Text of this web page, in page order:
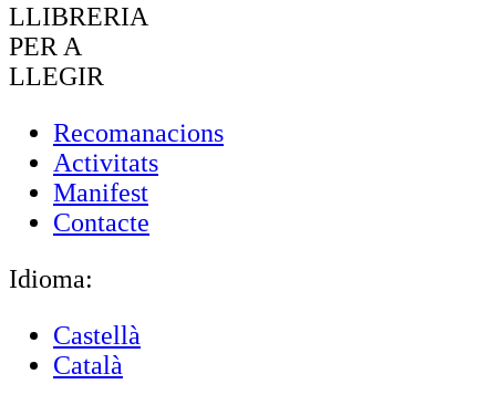
LLIBRERIA
PER A
LLEGIR
Recomanacions
Activitats
Manifest
Contacte
Idioma:
Castellà
Català